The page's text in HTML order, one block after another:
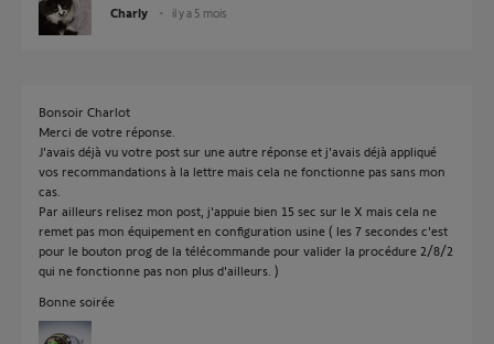
Charly il y a 5 mois
Bonsoir Charlot
Merci de votre réponse.
J'avais déjà vu votre post sur une autre réponse et j'avais déjà appliqué
vos recommandations à la lettre mais cela ne fonctionne pas sans mon
cas.
Par ailleurs relisez mon post, j'appuie bien 15 sec sur le X mais cela ne
remet pas mon équipement en configuration usine ( les 7 secondes c'est
pour le bouton prog de la télécommande pour valider la procédure 2/8/2
qui ne fonctionne pas non plus d'ailleurs. )
Bonne soirée